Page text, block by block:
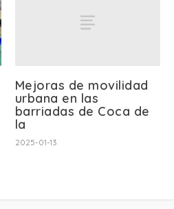
Mejoras de movilidad
urbana en las
barriadas de Coca de
la
2025-01-13